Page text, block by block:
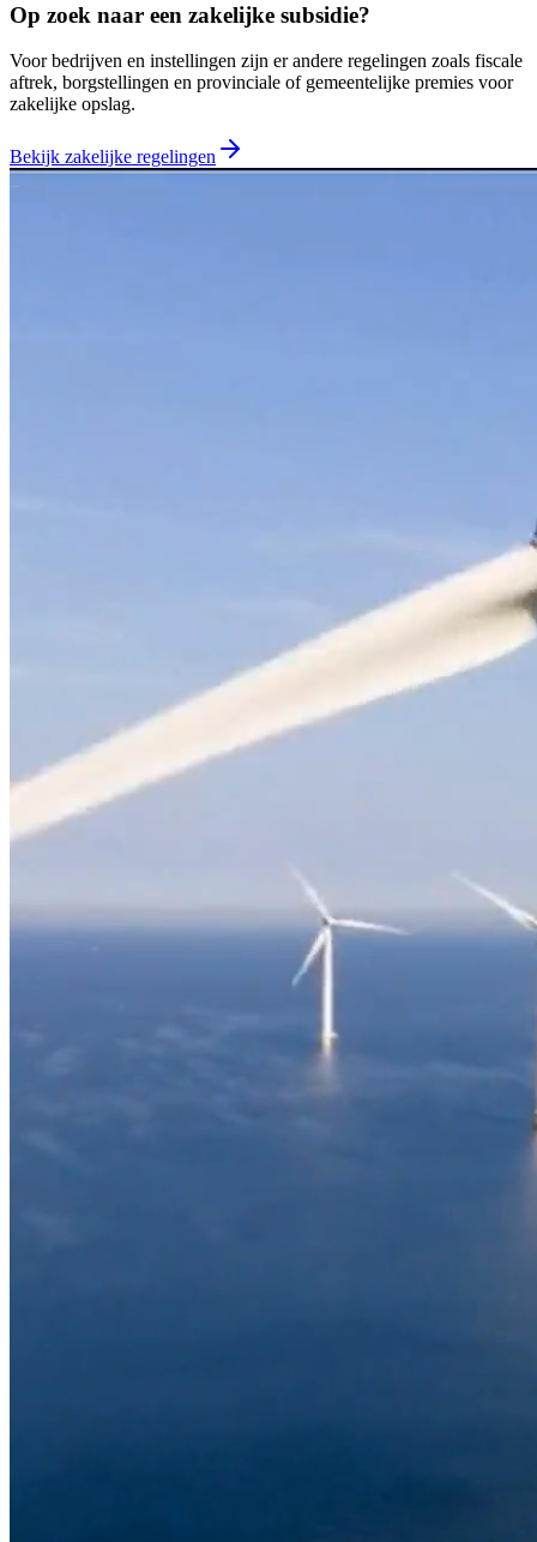
Op zoek naar een zakelijke subsidie?
Voor bedrijven en instellingen zijn er andere regelingen zoals fiscale
aftrek, borgstellingen en provinciale of gemeentelijke premies voor
zakelijke opslag.
Bekijk zakelijke regelingen